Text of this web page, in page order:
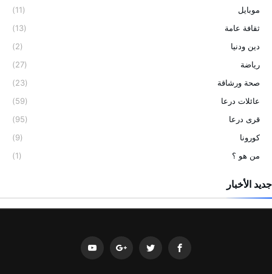
موبايل
(11)
ثقافة عامة
(13)
دين ودنيا
(2)
رياضة
(27)
صحة ورشاقة
(23)
عائلات درعا
(59)
قرى درعا
(95)
كورونا
(9)
من هو ؟
(1)
جديد الأخبار